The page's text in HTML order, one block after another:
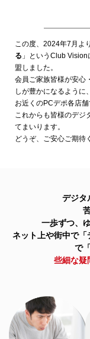
この度、2024年7月よ
る 」というClub
盟しました。
会員ご家族皆様が安心
しが豊かになるように、
お近くのPCデポ各店
これからも皆様のデジ
てまいります。
どうぞ、ご安心ご期待
デジ
一歩ずつ、
ネット上や街中で
で
些細な疑